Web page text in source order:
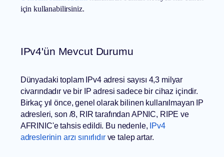
için kullanabilirsiniz.
IPv4'ün Mevcut Durumu
Dünyadaki toplam IPv4 adresi sayısı 4,3 milyar
civarındadır ve bir IP adresi sadece bir cihaz içindir.
Birkaç yıl önce, genel olarak bilinen kullanılmayan IP
adresleri, son /8, RIR tarafından APNIC, RIPE ve
AFRINIC'e tahsis edildi. Bu nedenle, IPv4
adreslerinin arzı sınırlıdır ve talep artar.